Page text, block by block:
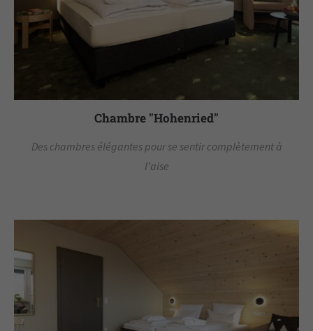
Chambre "Hohenried"
Des chambres élégantes pour se sentir complètement à
l'aise